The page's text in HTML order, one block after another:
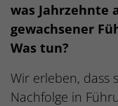
was Jahrzehnte
gewachsener
Was tun?
Wir erleben, dass
Nachfolge in